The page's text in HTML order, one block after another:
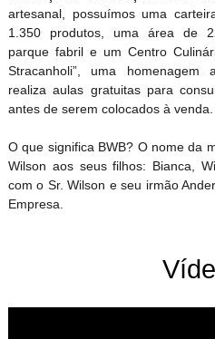
artesanal, possuímos uma
1.350 produtos, uma área de
parque fabril e um Centro
Stracanholi”, uma
realiza aulas gratuitas para
antes de serem colocados à venda.
O que significa BWB? O nome da
Wilson aos seus filhos: Bianca,
com o Sr. Wilson e seu irmão
Empresa.